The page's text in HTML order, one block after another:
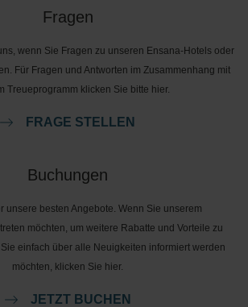
Fragen
wenn Sie Fragen zu unseren Ensana-Hotels oder
Für Fragen und Antworten im Zusammenhang mit
Treueprogramm klicken Sie bitte hier.
FRAGE STELLEN
Buchungen
unsere besten Angebote. Wenn Sie unserem
möchten, um weitere Rabatte und Vorteile zu
einfach über alle Neuigkeiten informiert werden
möchten, klicken Sie hier.
JETZT BUCHEN